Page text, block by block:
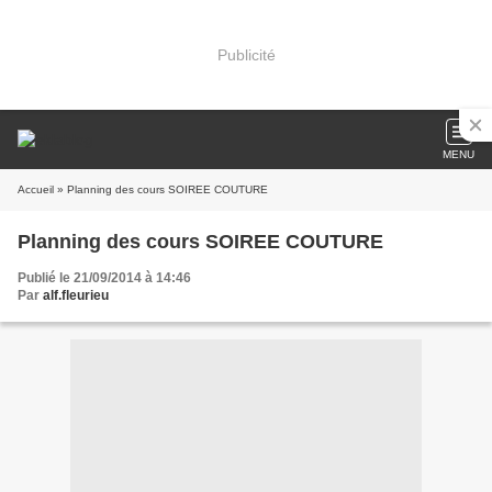
Publicité
MENU
Accueil » Planning des cours SOIREE COUTURE
Planning des cours SOIREE COUTURE
Publié le 21/09/2014 à 14:46
Par alf.fleurieu